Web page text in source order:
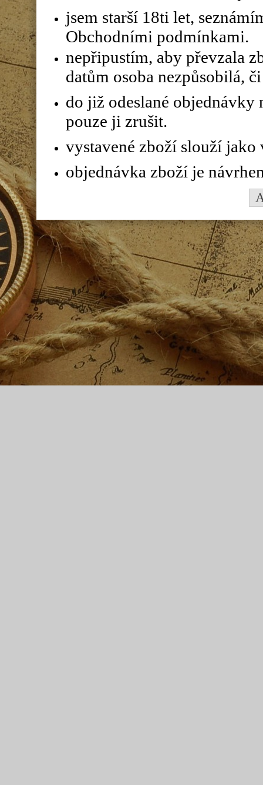
jsem starší 18ti let,
Obchodními podmínkami.
nepřipustím, aby převzala
datům osoba nezpůsobilá,
do již odeslané objednávky
pouze ji zrušit.
vystavené zboží slouží
objednávka zboží je